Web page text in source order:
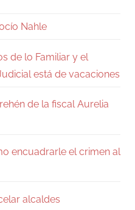
Nahle
de lo Familiar y el
está de vacaciones
de la fiscal Aurelia
encuadrarle el crimen al
alcaldes